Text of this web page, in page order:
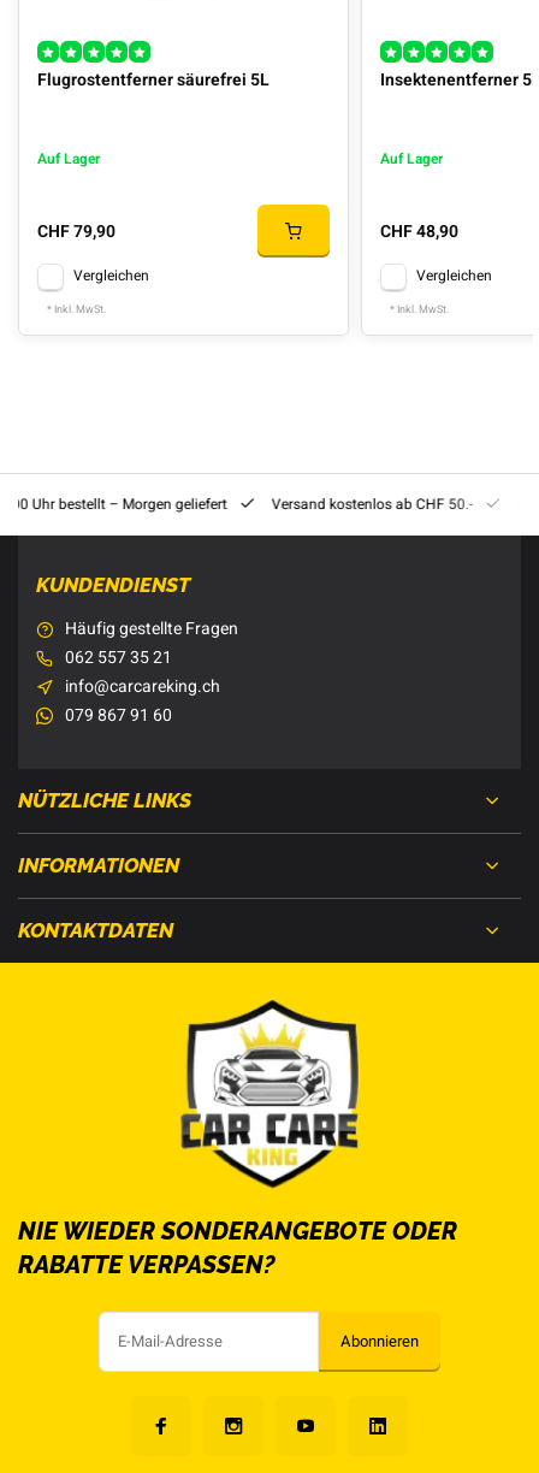
Flugrostentferner säurefrei 5L
Auf Lager
CHF 79,90
Vergleichen
* Inkl. MwSt.
Insektenentferner
Auf Lager
CHF 48,90
Vergleichen
* Inkl. MwSt.
Uhr bestellt – Morgen geliefert Versand kostenlos ab CHF 50.-
KUNDENDIENST
Häufig gestellte Fragen
062 557 35 21
info@carcareking.ch
079 867 91 60
NÜTZLICHE LINKS
INFORMATIONEN
KONTAKTDATEN
NIE WIEDER SONDERANGEBOTE ODER
RABATTE VERPASSEN?
Abonnieren